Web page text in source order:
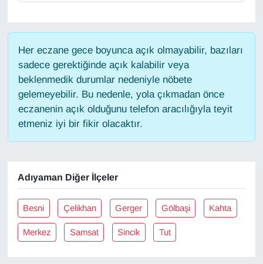
Her eczane gece boyunca açık olmayabilir, bazıları
sadece gerektiğinde açık kalabilir veya
beklenmedik durumlar nedeniyle nöbete
gelemeyebilir. Bu nedenle, yola çıkmadan önce
eczanenin açık olduğunu telefon aracılığıyla teyit
etmeniz iyi bir fikir olacaktır.
Adıyaman Diğer İlçeler
Besni Çelikhan Gerger Gölbaşi Kahta
Merkez Samsat Sincik Tut